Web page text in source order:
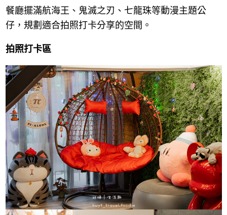
餐廳擺滿航海王、鬼滅之刃、七龍珠等動漫主題公
仔，規劃適合拍照打卡分享的空間。
拍照打卡區